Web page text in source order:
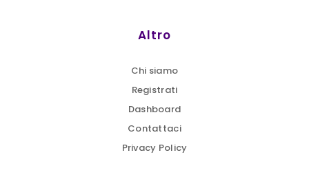
Altro
Chi siamo
Registrati
Dashboard
Contattaci
Privacy Policy